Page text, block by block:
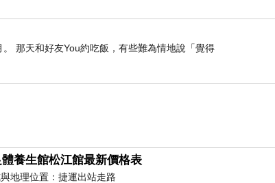
那天和好友You約吃飯，有些難為情地說「覺得
養生館松江館最新價格表
地理位置：捷運出站走路